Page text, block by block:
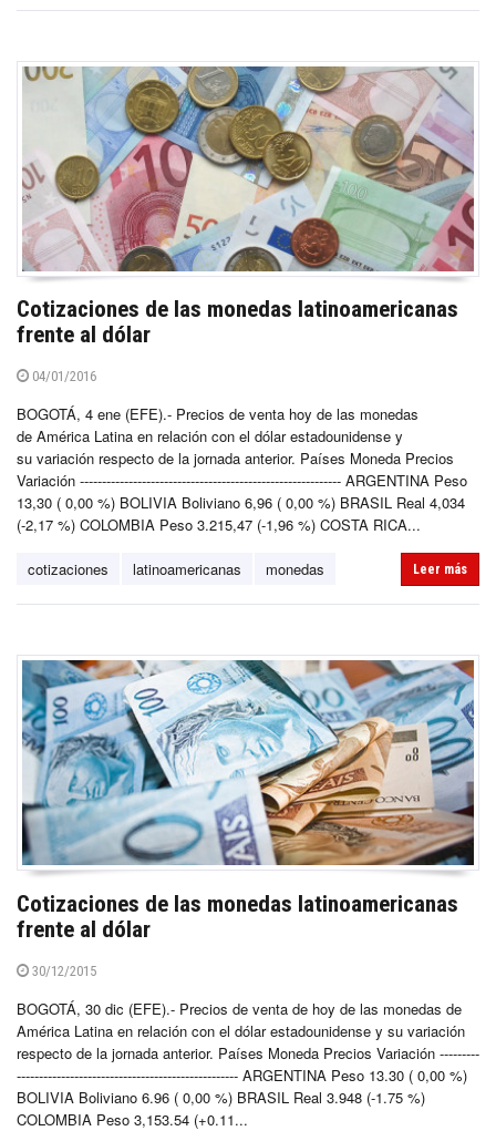
Cotizaciones de las monedas latinoamericanas
frente al dólar
04/01/2016
BOGOTÁ, 4 ene (EFE).- Precios de venta hoy de las monedas
de América Latina en relación con el dólar estadounidense y
su variación respecto de la jornada anterior. Países Moneda Precios
Variación ----------------------------------------------------------- ARGENTINA Peso
13,30 ( 0,00 %) BOLIVIA Boliviano 6,96 ( 0,00 %) BRASIL Real 4,034
(-2,17 %) COLOMBIA Peso 3.215,47 (-1,96 %) COSTA RICA...
cotizaciones latinoamericanas monedas Leer más
Cotizaciones de las monedas latinoamericanas
frente al dólar
30/12/2015
BOGOTÁ, 30 dic (EFE).- Precios de venta de hoy de las monedas de
América Latina en relación con el dólar estadounidense y su variación
respecto de la jornada anterior. Países Moneda Precios Variación ---------
-------------------------------------------------- ARGENTINA Peso 13.30 ( 0,00 %)
BOLIVIA Boliviano 6.96 ( 0,00 %) BRASIL Real 3.948 (-1.75 %)
COLOMBIA Peso 3,153.54 (+0.11...